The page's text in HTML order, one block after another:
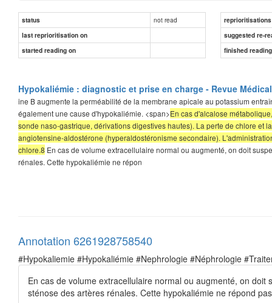
status not read
reprioritisations
last reprioritisation on
suggested re-
started reading on
finished
Hypokaliémie : diagnostic et prise en charge - Revue
ine B augmente la perméabilité de la membrane apicale au potassium
également une cause d'hypokaliémie. <span>En cas d'alcalose
sonde naso-gastrique, dérivations digestives hautes). La perte de chlore
angiotensine-aldostérone (hyperaldostéronisme secondaire).
chlore.8 En cas de volume extracellulaire normal ou augmenté, on doit
rénales. Cette hypokaliémie ne répon
Annotation 6261928758540
#Hypokaliemie #Hypokaliémie #Nephrologie #Néphrologie
En cas de volume extracellulaire normal ou augmenté, on
sténose des artères rénales. Cette hypokaliémie ne répond